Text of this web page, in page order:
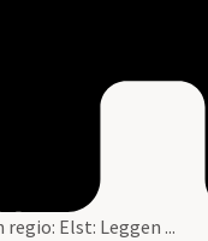
regio: Elst: Leggen ...